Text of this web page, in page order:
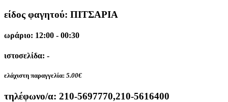
είδος φαγητού: ΠΙΤΣΑΡΙΑ
ωράριο: 12:00 - 00:30
ιστοσελίδα: -
ελάχιστη παραγγελία: 5.00€
τηλέφωνο/α: 210-5697770,210-5616400